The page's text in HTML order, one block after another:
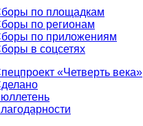
по площадкам
по регионам
по приложениям
в соцсетях
«Четверть века»